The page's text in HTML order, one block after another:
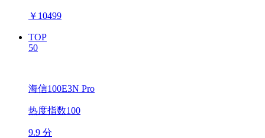
￥ 10499
TOP
50
海信100E3N Pro
热度指数100
9.9 分